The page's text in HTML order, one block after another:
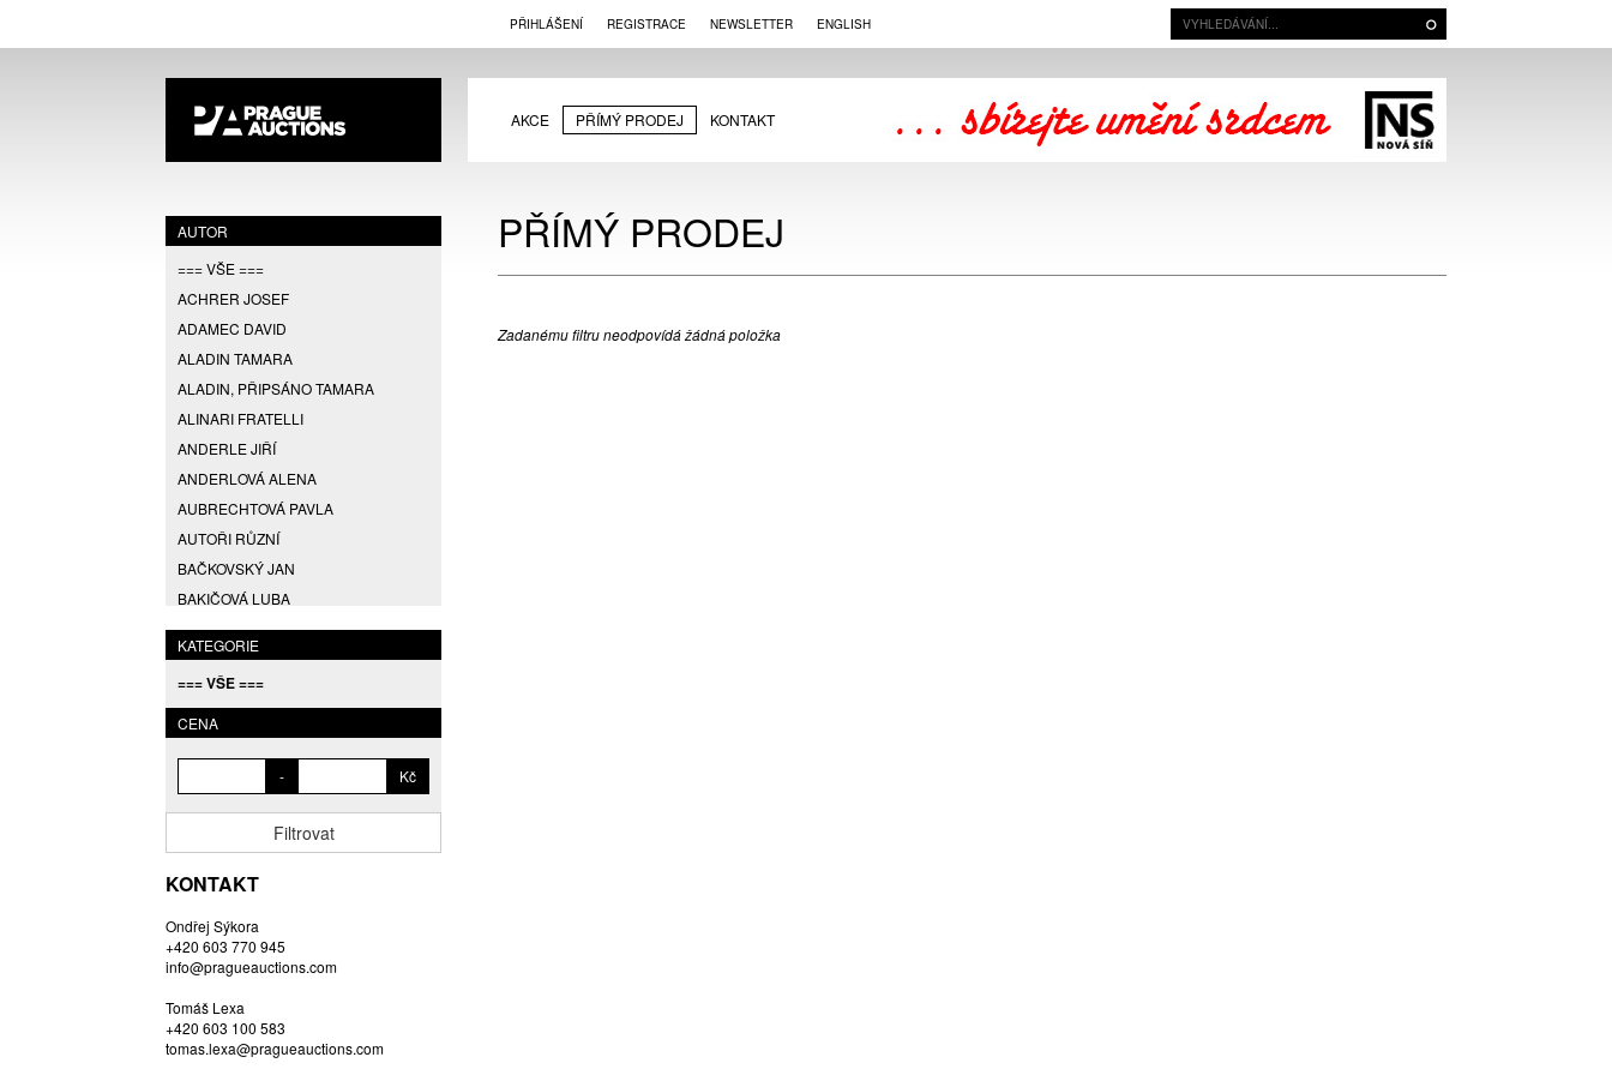
PŘIHLÁŠENÍ REGISTRACE NEWSLETTER ENGLISH
AKCE PŘÍMÝ PRODEJ KONTAKT
AUTOR
=== VŠE ===
ACHRER JOSEF
ADAMEC DAVID
ALADIN TAMARA
ALADIN, PŘIPSÁNO TAMARA
ALINARI FRATELLI
ANDERLE JIŘÍ
ANDERLOVÁ ALENA
AUBRECHTOVÁ PAVLA
AUTOŘI RŮZNÍ
BAČKOVSKÝ JAN
BAKIČOVÁ LUBA
BALCAR JIŘÍ
BALCAR KAREL
BALCAR MARTIN
BALÍČEK PETR
BARTKO MAREK
BARTOŇ DAVID
BASTL ROMAN
BAUCH JAN
BAUER VL.
BEDNÁŘOVÁ EVA
BĚHAL DOMINIK
KATEGORIE
=== VŠE ===
CENA
- Kč
Filtrovat
KONTAKT
Ondřej Sýkora
+420 603 770 945
info@pragueauctions.com
Tomáš Lexa
+420 603 100 583
tomas.lexa@pragueauctions.com
PŘÍMÝ PRODEJ
Zadanému filtru neodpovídá žádná položka